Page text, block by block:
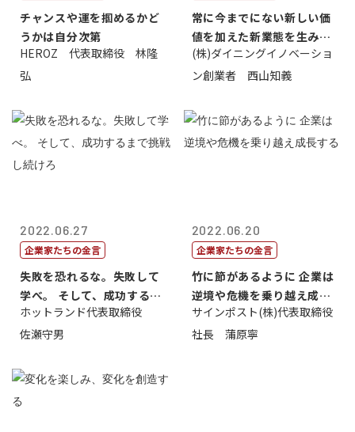
チャンスや運を掴めるかど
うかは自分次第
HEROZ 代表取締役 林隆
弘
常に今までにない新しい価
値を加えた新業態を生み出
すこと
(株)ダイニングイノベーショ
ン創業者 西山知義
2022.06.27
企業家たちの金言
失敗を恐れるな。失敗して
学べ。 そして、成功するま
で挑戦し続...
ホットランド代表取締役
佐瀬守男
2022.06.20
企業家たちの金言
竹に節があるように 企業は
逆境や危機を乗り越え成長
する
サインポスト(株)代表取締役
社長 蒲原寧